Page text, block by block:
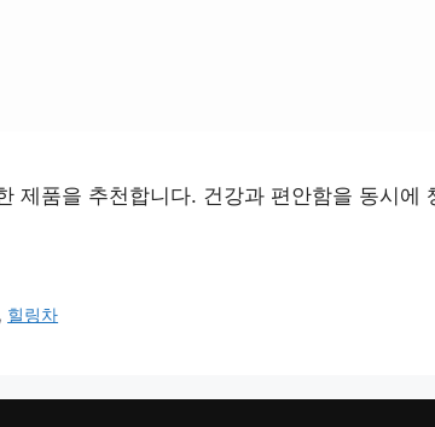
제품을 추천합니다. 건강과 편안함을 동시에
, 힐링차